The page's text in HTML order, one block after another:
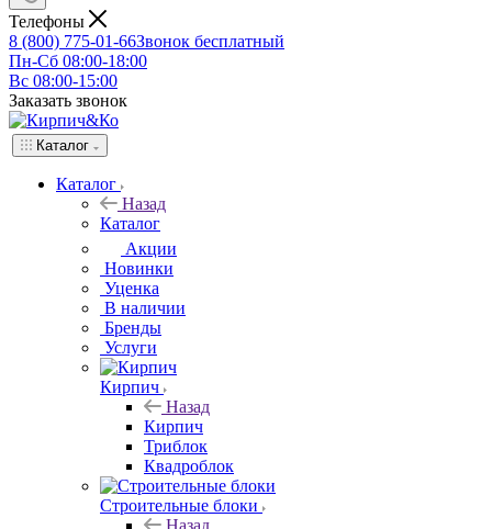
Телефоны
8 (800) 775-01-66Звонок бесплатный
Пн-Сб 08:00-18:00
Вс 08:00-15:00
Заказать звонок
Каталог
Каталог
Назад
Каталог
Акции
Новинки
Уценка
В наличии
Бренды
Услуги
Кирпич
Назад
Кирпич
Триблок
Квадроблок
Строительные блоки
Назад